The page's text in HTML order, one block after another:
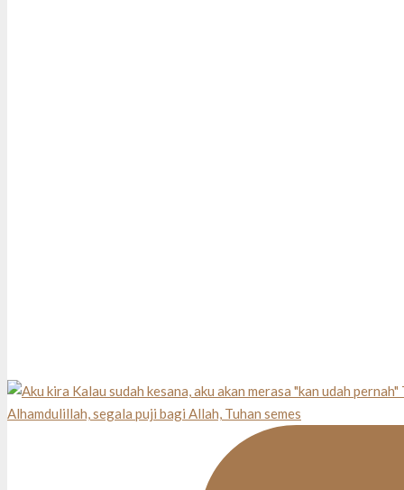
Alhamdulillah, segala puji bagi Allah, Tuhan semes